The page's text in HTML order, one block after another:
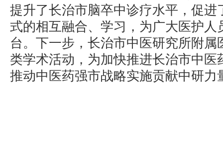
提升了长治市脑卒中诊疗水平，促进
式的相互融合、学习，为广大医护人
台。下一步，长治市中医研究所附属
类学术活动，为加快推进长治市中医
推动中医药强市战略实施贡献中研力